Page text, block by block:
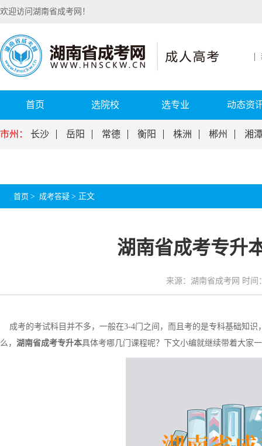
欢迎访问湖南省成考网！
首页 选院校 选专业 动态资
市州： 长沙 岳阳 常德 衡阳 株洲 郴州 湘
首页 > 成考答疑 > 正文
湖南省成考专升
来源：湖南省成考网 时间
成考的考试科目并不多，一般在3-4门之间，而且考的是专科基础知
么， 湖南省成考专升本具体考哪几门课程呢？下文小编就继续带着大家